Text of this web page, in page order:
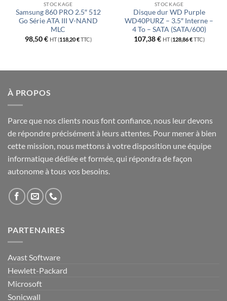
STOCKAGE
Samsung 860 PRO 2.5″ 512
Go Série ATA III V-NAND
MLC
98,50€ HT (118,20€TTC)
STOCKAGE
Disque dur WD Purple
WD40PURZ – 3.5″ Interne –
4 To – SATA (SATA/600)
107,38€ HT (128,86€TTC)
À PROPOS
Parce que nos clients nous font confiance, nous leur devons
de répondre précisément à leurs attentes. Pour mener à bien
cette mission, nous mettons à votre disposition une équipe
informatique dédiée et formée, qui répondra de façon
autonome à tous vos besoins.
PARTENAIRES
Avast Software
Hewlett-Packard
Microsoft
Sonicwall